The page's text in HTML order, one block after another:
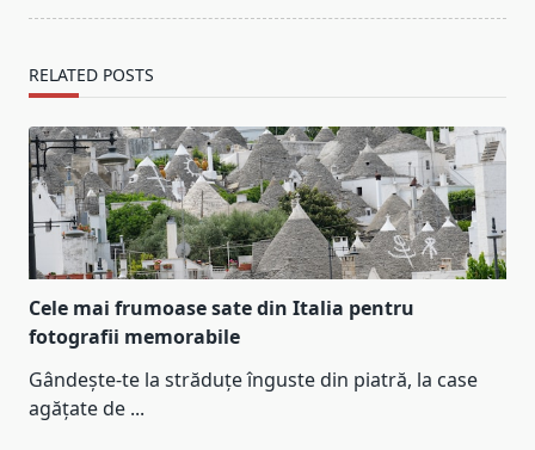
RELATED POSTS
Cele mai frumoase sate din Italia pentru
fotografii memorabile
Gândește-te la străduțe înguste din piatră, la case
agățate de ...